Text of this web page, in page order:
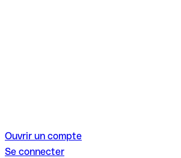
Ouvrir un compte
Se connecter